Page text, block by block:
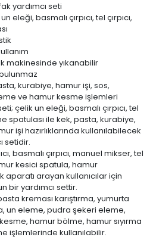
yardımcı seti
eleği, basmalı çırpıcı, tel çırpıcı,
makinesinde yıkanabilir
kurabiye, hamur işi, sos,
ve hamur kesme işlemleri
çelik un eleği, basmalı çırpıcı, tel
spatulası ile kek, pasta, kurabiye,
işi hazırlıklarında kullanılabilecek
setidir.
basmalı çırpıcı, manuel mikser, tel
kesici spatula, hamur
arayan kullanıcılar için
bir yardımcı settir.
kreması karıştırma, yumurta
un eleme, pudra şekeri eleme,
hamur bölme, hamur sıyırma
işlemlerinde kullanılabilir.